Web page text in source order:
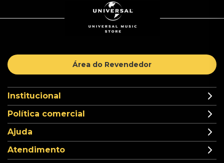
Área do Revendedor
Institucional
Política comercial
Ajuda
Atendimento